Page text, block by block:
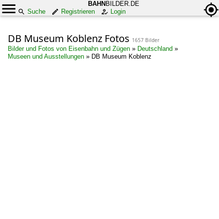
BAHN BILDER.DE
Suche
Registrieren Login
DB Museum Koblenz Fotos 1657 Bilder
Bilder und Fotos von Eisenbahn und Zügen » Deutschland »
Museen und Ausstellungen » DB Museum Koblenz